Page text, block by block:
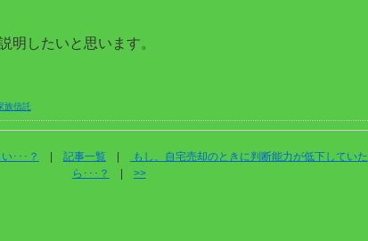
明したいと思います。
族信託
･･･？ 記事一覧
もし、自宅売却のときに判断能力が低下していた
ら･･･？
>>